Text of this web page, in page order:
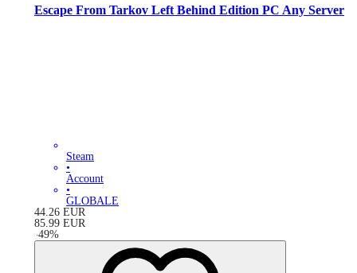
Escape From Tarkov Left Behind Edition PC Any Server
Steam
•
Account
•
GLOBALE
44.26 EUR
85.99 EUR
-49%